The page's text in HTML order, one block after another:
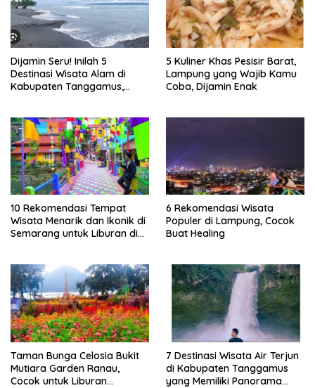
Dijamin Seru! Inilah 5
Destinasi Wisata Alam di
Kabupaten Tanggamus,
5 Kuliner Khas Pesisir Barat,
Lampung yang Wajib Kamu
Coba, Dijamin Enak
10 Rekomendasi Tempat
Wisata Menarik dan Ikonik di
Semarang untuk Liburan di
6 Rekomendasi Wisata
Populer di Lampung, Cocok
Buat Healing
Taman Bunga Celosia Bukit
Mutiara Garden Ranau,
Cocok untuk Liburan
7 Destinasi Wisata Air Terjun
di Kabupaten Tanggamus
yang Memiliki Panorama